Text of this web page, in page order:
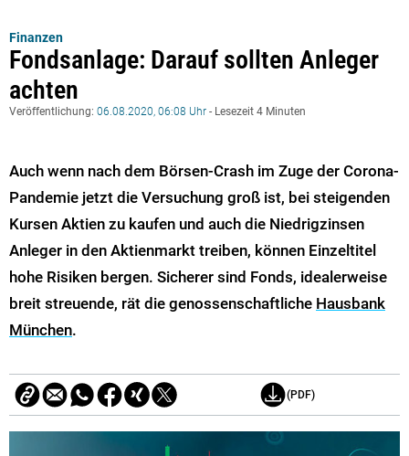
Finanzen
Fondsanlage: Darauf sollten Anleger
achten
Veröffentlichung: 06.08.2020, 06:08 Uhr - Lesezeit 4 Minuten
Auch wenn nach dem Börsen-Crash im Zuge der Corona-
Pandemie jetzt die Versuchung groß ist, bei steigenden
Kursen Aktien zu kaufen und auch die Niedrigzinsen
Anleger in den Aktienmarkt treiben, können Einzeltitel
hohe Risiken bergen. Sicherer sind Fonds, idealerweise
breit streuende, rät die genossenschaftliche Hausbank
München.
(PDF)